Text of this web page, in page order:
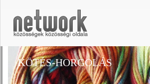
KÖTÉS-HORGOLÁS